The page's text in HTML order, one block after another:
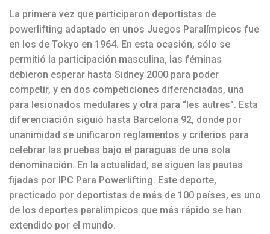
La primera vez que participaron deportistas de
powerlifting adaptado en unos Juegos Paralímpicos fue
en los de Tokyo en 1964. En esta ocasión, sólo se
permitió la participación masculina, las féminas
debieron esperar hasta Sidney 2000 para poder
competir, y en dos competiciones diferenciadas, una
para lesionados medulares y otra para “les autres”. Esta
diferenciación siguió hasta Barcelona 92, donde por
unanimidad se unificaron reglamentos y criterios para
celebrar las pruebas bajo el paraguas de una sola
denominación. En la actualidad, se siguen las pautas
fijadas por IPC Para Powerlifting. Este deporte,
practicado por deportistas de más de 100 países, es uno
de los deportes paralímpicos que más rápido se han
extendido por el mundo.